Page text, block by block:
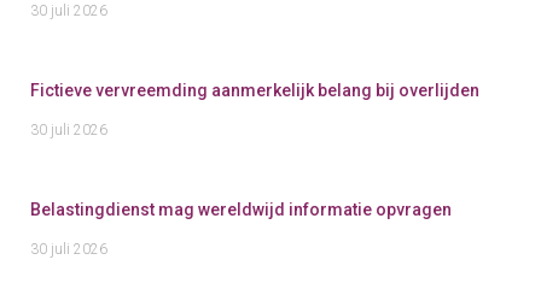
30 juli 2026
Fictieve vervreemding aanmerkelijk belang bij overlijden
30 juli 2026
Belastingdienst mag wereldwijd informatie opvragen
30 juli 2026